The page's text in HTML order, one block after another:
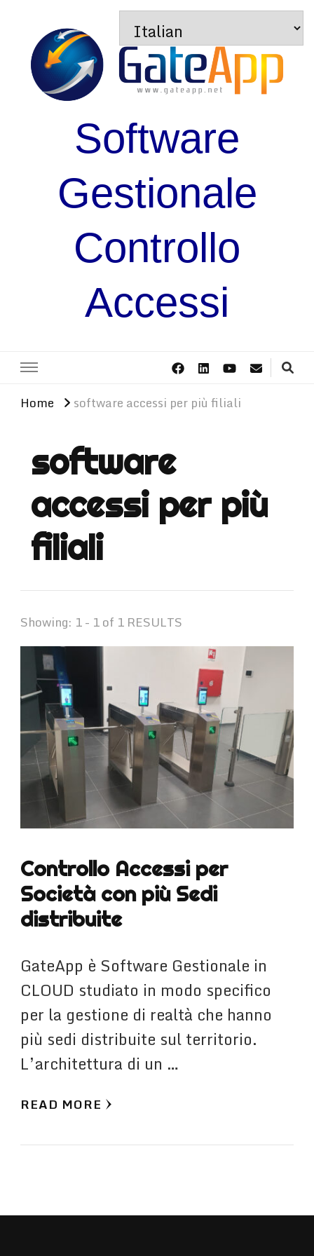
Software
Gestionale
Controllo
Accessi
Home software accessi per più filiali
software
accessi per più
filiali
Showing: 1 - 1 of 1 RESULTS
Controllo Accessi per
Società con più Sedi
distribuite
GateApp è Software Gestionale in
CLOUD studiato in modo specifico
per la gestione di realtà che hanno
più sedi distribuite sul territorio.
L’architettura di un …
READ MORE